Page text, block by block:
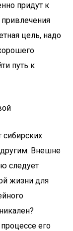
придут к
цель, надо
путь к
сибирских
Внешне
следует
жизни для
его